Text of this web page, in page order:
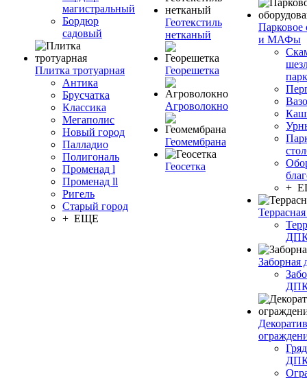
магистральный
Бордюр
садовый
Плитка тротуарная
Антика
Брусчатка
Классика
Мегаполис
Новый город
Палладио
Полигональ
Променад l
Променад ll
Ригель
Старый город
+ ЕЩЕ
Геотекстиль
нетканый
Георешетка
Агроволокно
Геомембрана
Геосетка
Парковое
и МАФы
+
Заборная